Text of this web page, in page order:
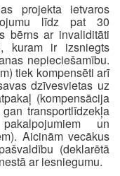
projekta ietvaros
līdz pat 30
bērns ar invaliditāti
kuram ir izsniegts
nepieciešamību.
tiek kompensēti arī
dzīvesvietas uz
(kompensācija
transportlīdzekļa
un
Aicinām vecākus
(deklarētā
ar iesniegumu.